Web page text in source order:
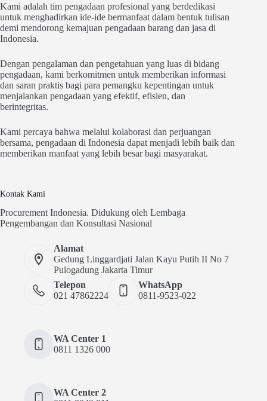
Kami adalah tim pengadaan profesional yang berdedikasi
untuk menghadirkan ide-ide bermanfaat dalam bentuk tulisan
demi mendorong kemajuan pengadaan barang dan jasa di
Indonesia.
Dengan pengalaman dan pengetahuan yang luas di bidang
pengadaan, kami berkomitmen untuk memberikan informasi
dan saran praktis bagi para pemangku kepentingan untuk
menjalankan pengadaan yang efektif, efisien, dan
berintegritas.
Kami percaya bahwa melalui kolaborasi dan perjuangan
bersama, pengadaan di Indonesia dapat menjadi lebih baik dan
memberikan manfaat yang lebih besar bagi masyarakat.
Kontak Kami
Procurement Indonesia. Didukung oleh Lembaga
Pengembangan dan Konsultasi Nasional
Alamat
Gedung Linggardjati Jalan Kayu Putih II No 7
Pulogadung Jakarta Timur
Telepon
021 47862224
WhatsApp
0811-9523-022
WA Center 1
0811 1326 000
WA Center 2